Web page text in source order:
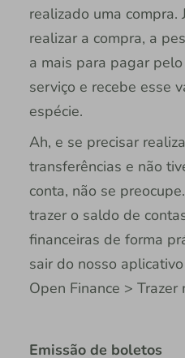
realizado uma compra.
realizar a compra, a
a mais para pagar
serviço e recebe esse
espécie.
Ah, e se precisar
transferências e não
conta, não se
trazer o saldo de
financeiras de forma
sair do nosso
Open Finance > Trazer
Emissão de boletos